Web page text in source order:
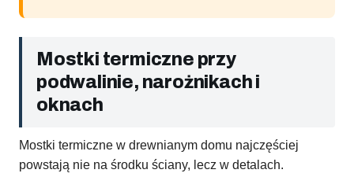
Mostki termiczne przy
podwalinie, narożnikach i
oknach
Mostki termiczne w drewnianym domu najczęściej
powstają nie na środku ściany, lecz w detalach.